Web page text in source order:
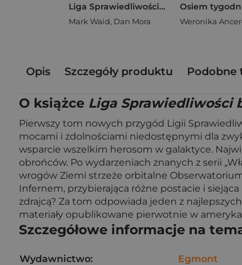
Liga Sprawiedliwości bez Granic. Tom 1. Ku infernu
Mark Waid, Dan Mora Weronika
Opis Szczegóły produktu Podobne
O książce Liga Sprawiedliwości
Pierwszy tom nowych przygód Ligii
mocami i zdolnościami niedostępnymi dla
wsparcie wszelkim herosom w galaktyce.
obrońców. Po wydarzeniach znanych z serii
wrogów Ziemi strzeże orbitalne
Infernem, przybierająca różne postacie i
zdrajcą? Za tom odpowiada jeden z
materiały opublikowane pierwotnie w
Szczegółowe informacje na
Wydawnictwo: Egmont